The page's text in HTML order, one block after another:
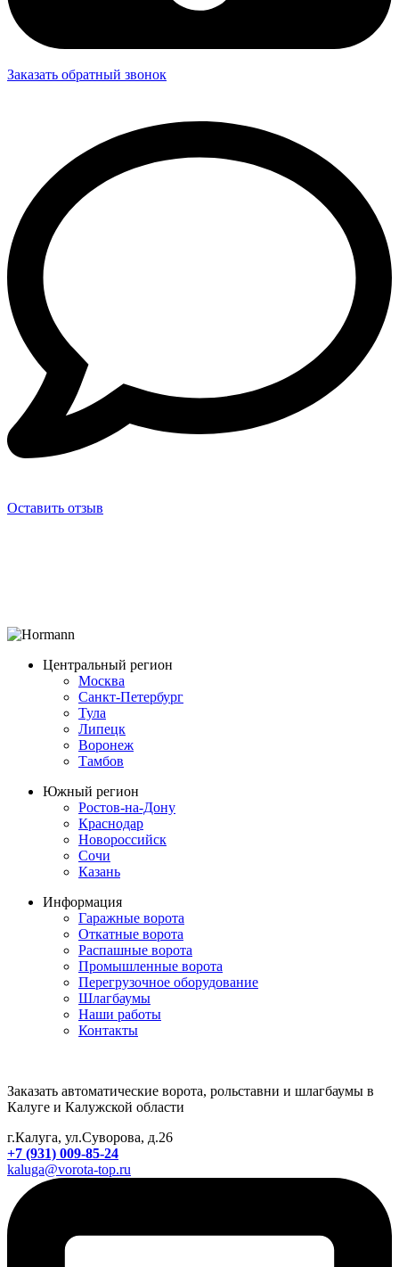
Заказать обратный звонок
Оставить отзыв
Центральный регион
Москва
Санкт-Петербург
Тула
Липецк
Воронеж
Тамбов
Южный регион
Ростов-на-Дону
Краснодар
Новороссийск
Сочи
Казань
Информация
Гаражные ворота
Откатные ворота
Распашные ворота
Промышленные ворота
Перегрузочное оборудование
Шлагбаумы
Наши работы
Контакты
Заказать автоматические ворота, рольставни и шлагбаумы в
Калуге и Калужской области
г.Калуга, ул.Суворова, д.26
+7 (931) 009-85-24
kaluga@vorota-top.ru